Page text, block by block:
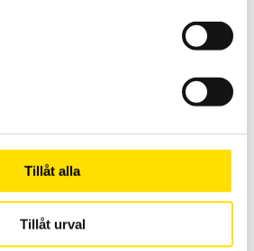
Tillåt alla
Tillåt urval